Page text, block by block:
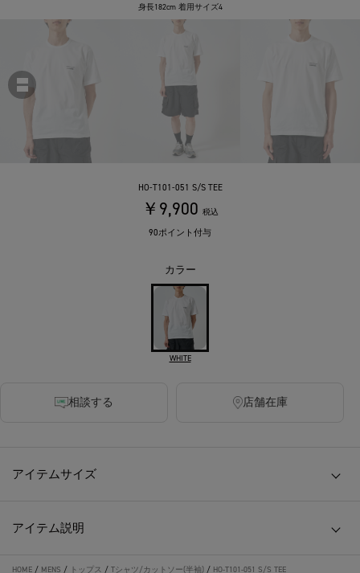
身長182cm 着用サイズ4
HO-T101-051 S/S TEE
￥9,900 税込
90ポイント付与
カラー
WHITE
相談する 店舗在庫
アイテムサイズ
アイテム説明
HOME / MENS / トップス / Tシャツ/カットソー(半袖) / HO-T101-051 S/S TEE